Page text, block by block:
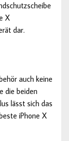
X
dar.
auch keine
die beiden
lässt sich das
iPhone X